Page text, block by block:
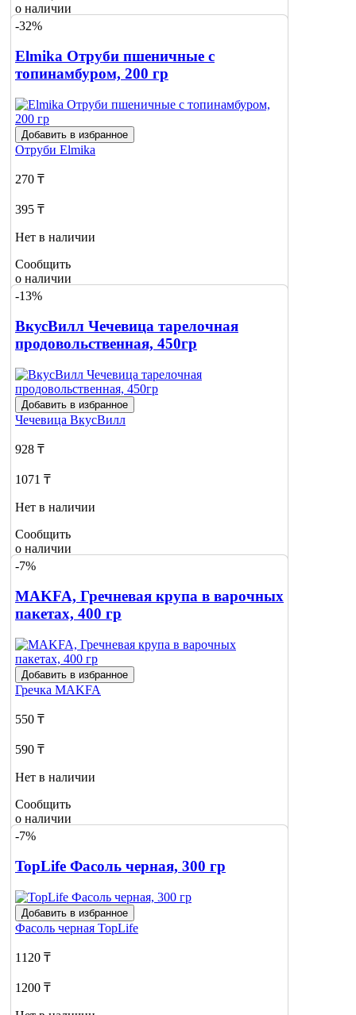
о наличии
-32%
Elmika Отруби пшеничные с
топинамбуром, 200 гр
Добавить в избранное
Отруби Elmika
270 ₸
395 ₸
Нет в наличии
Сообщить
о наличии
-13%
ВкусВилл Чечевица тарелочная
продовольственная, 450гр
Добавить в избранное
Чечевица ВкусВилл
928 ₸
1071 ₸
Нет в наличии
Сообщить
о наличии
-7%
MAKFA, Гречневая крупа в варочных
пакетах, 400 гр
Добавить в избранное
Гречка MAKFA
550 ₸
590 ₸
Нет в наличии
Сообщить
о наличии
-7%
TopLife Фасоль черная, 300 гр
Добавить в избранное
Фасоль черная TopLife
1120 ₸
1200 ₸